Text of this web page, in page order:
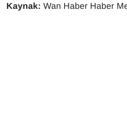
Kaynak: Wan Haber Haber